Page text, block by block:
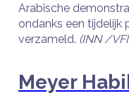
Arabische
ondanks een
verzameld. (INN /
Meyer